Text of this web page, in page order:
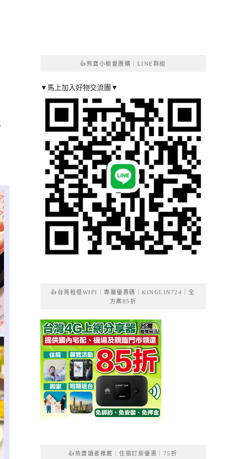
👍熊寶小榆愛團購｜LINE群組
▼馬上加入好物交流團▼
👍台灣租借WIFI｜專屬優惠碼｜KINGLIN724｜全
方案85折
👍熊寶讀者推薦｜住宿訂房優惠｜75折